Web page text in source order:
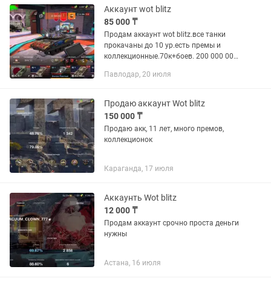
Аккаунт wot blitz
85 000 ₸
Продам аккаунт wot blitz.все танки
прокачаны до 10 ур.есть премы и
коллекционные.70к+боев. 200 000 000.
гoldы бустерами,1000 гoldы
Павлодар, 20 июля
Продаю аккаунт Wot blitz
150 000 ₸
Продаю акк, 11 лет, много премов,
коллекционок
Караганда, 17 июля
Аккаунть Wot blitz
12 000 ₸
Продам аккаунт срочно проста деньги
нужны
Астана, 16 июля